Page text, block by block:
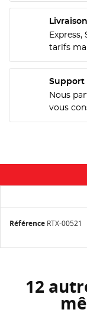
tarifs
Support
Nous
vous
Référence RTX-00521
12
MES
NOM DE LA
Annuler
Vous devez
à votre liste